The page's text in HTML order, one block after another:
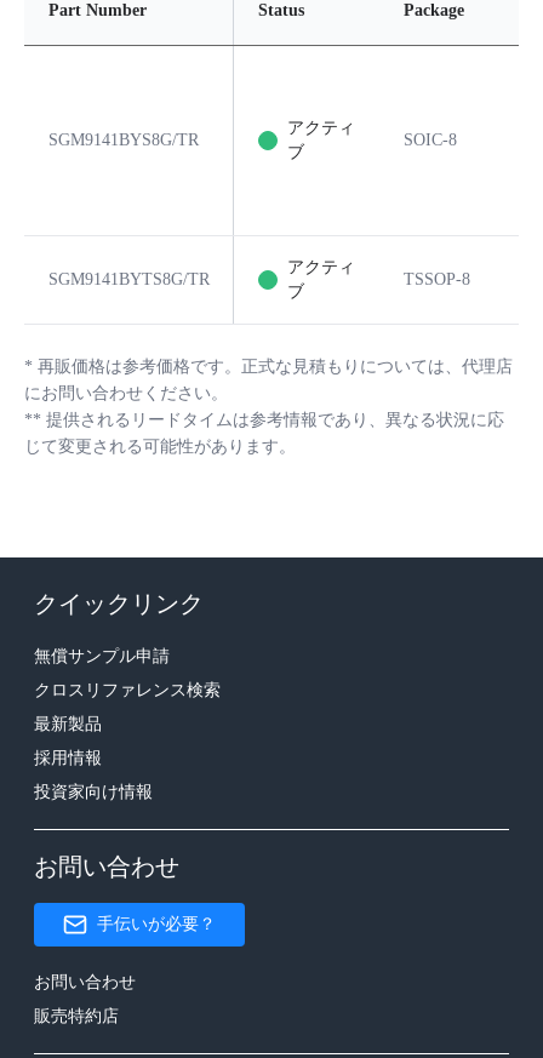
Part Number Status Package
SGM9141BYS8G/TR
アクティ
ブ
SOIC-8
SGM9141BYTS8G/TR
アクティ
ブ
TSSOP-8
* 再販価格は参考価格です。正式な見積もりについては、代理店
にお問い合わせください。
** 提供されるリードタイムは参考情報であり、異なる状況に応
じて変更される可能性があります。
クイックリンク
無償サンプル申請
クロスリファレンス検索
最新製品
採用情報
投資家向け情報
お問い合わせ
手伝いが必要？
お問い合わせ
販売特約店